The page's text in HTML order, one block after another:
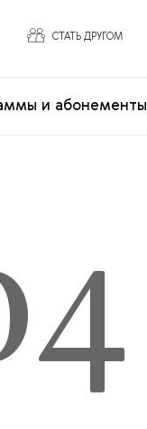
СТАТЬ ДРУГОМ
и абонементы